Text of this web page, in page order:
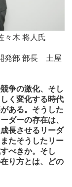
々木 将人氏
発部 部長 土屋
争の激化、そし
く変化する時代
ある。そうした
ダーの存在は、
長させるリーダ
たそうしたリー
べきか。そし
り方とは、どの